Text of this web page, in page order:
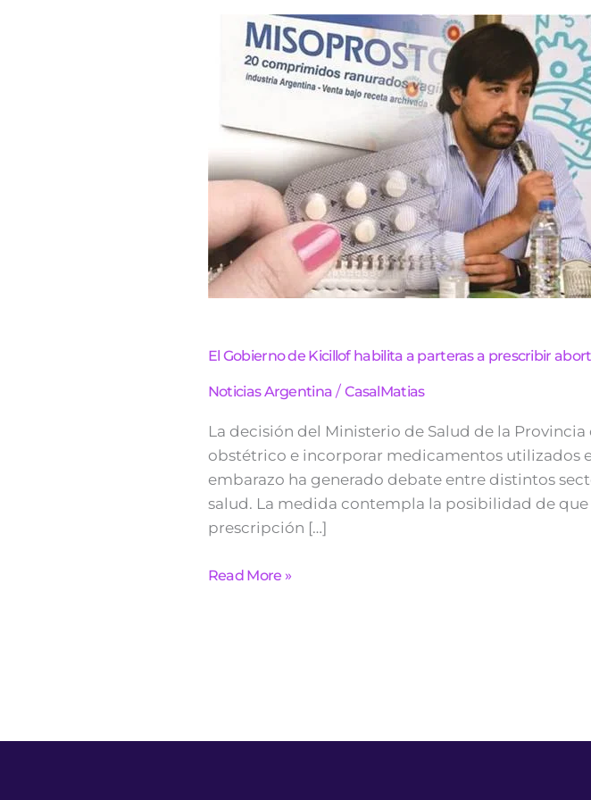
El Gobierno de Kicillof habilita a parteras a prescribir
Noticias Argentina /CasalMatias
La decisión del Ministerio de Salud de la
obstétrico e incorporar medicamentos utilizados
embarazo ha generado debate entre distintos
salud. La medida contempla la posibilidad de
prescripción […]
Gobierno
Kicillof
parteras
prescribir
abortivos
Read More »